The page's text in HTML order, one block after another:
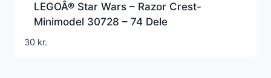
LEGOÂ® Star Wars – Razor Crest-
Minimodel 30728 – 74 Dele
30 kr.